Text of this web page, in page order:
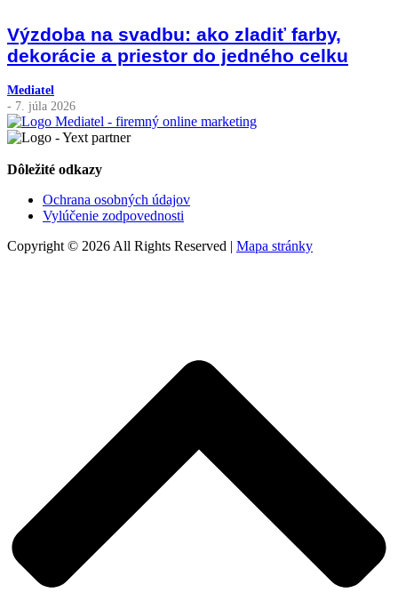
Výzdoba na svadbu: ako zladiť farby,
dekorácie a priestor do jedného celku
Mediatel
- 7. júla 2026
Dôležité odkazy
Ochrana osobných údajov
Vylúčenie zodpovednosti
Copyright © 2026 All Rights Reserved | Mapa stránky